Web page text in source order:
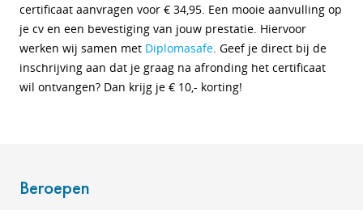
certificaat aanvragen voor € 34,95. Een mooie aanvulling op
je cv en een bevestiging van jouw prestatie. Hiervoor
werken wij samen met Diplomasafe. Geef je direct bij de
inschrijving aan dat je graag na afronding het certificaat
wil ontvangen? Dan krijg je € 10,- korting!
Beroepen